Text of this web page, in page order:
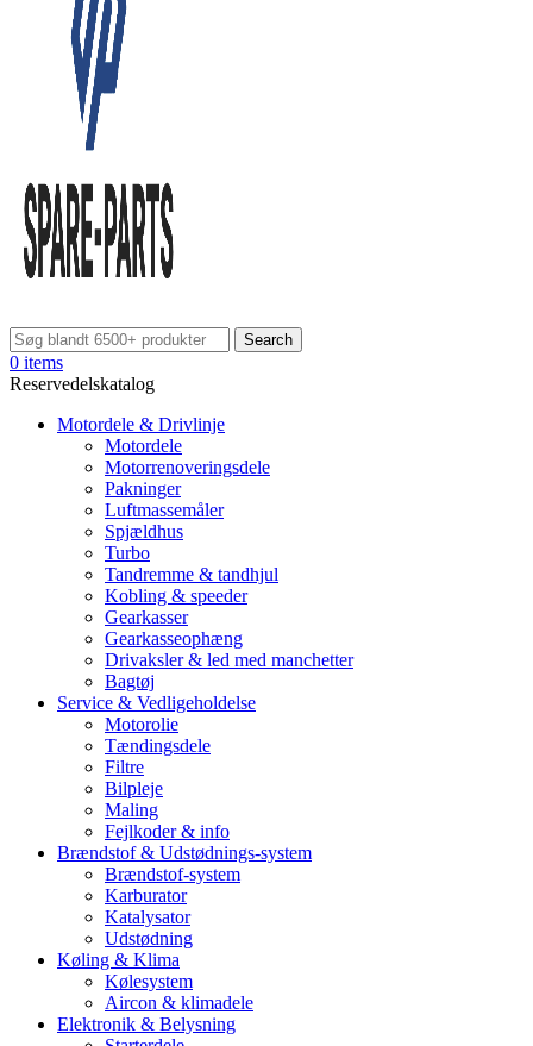
Search
0 items
Reservedelskatalog
Motordele & Drivlinje
Motordele
Motorrenoveringsdele
Pakninger
Luftmassemåler
Spjældhus
Turbo
Tandremme & tandhjul
Kobling & speeder
Gearkasser
Gearkasseophæng
Drivaksler & led med manchetter
Bagtøj
Service & Vedligeholdelse
Motorolie
Tændingsdele
Filtre
Bilpleje
Maling
Fejlkoder & info
Brændstof & Udstødnings-system
Brændstof-system
Karburator
Katalysator
Udstødning
Køling & Klima
Kølesystem
Aircon & klimadele
Elektronik & Belysning